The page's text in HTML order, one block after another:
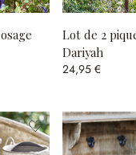
Lot de 2
Dariyah
24,95 €